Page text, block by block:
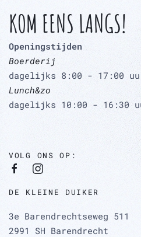
KOM EENS LANGS!
Openingstijden
Boerderij
dagelijks 8:00 - 17:00
Lunch&zo
dagelijks 10:00 - 16:30
VOLG ONS OP:
DE KLEINE DUIKER
3e Barendrechtseweg 511
2991 SH Barendrecht